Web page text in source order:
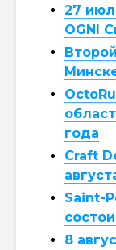
27
OGNI
года
Craft
Saint-
8